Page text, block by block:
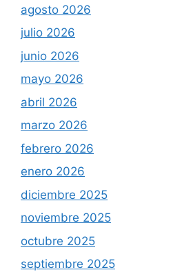
agosto 2026
julio 2026
junio 2026
mayo 2026
abril 2026
marzo 2026
febrero 2026
enero 2026
diciembre 2025
noviembre 2025
octubre 2025
septiembre 2025